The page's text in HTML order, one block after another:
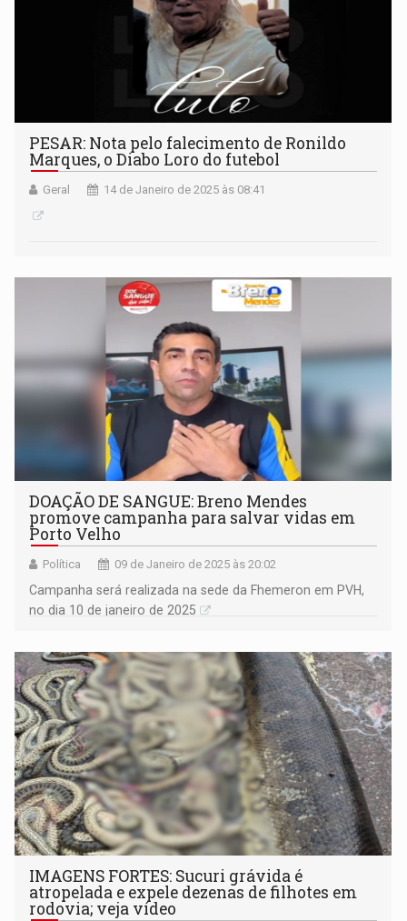
PESAR: Nota pelo falecimento de Ronildo
Marques, o Diabo Loro do futebol
Geral 14 de Janeiro de 2025 às 08:41
DOAÇÃO DE SANGUE: Breno Mendes
promove campanha para salvar vidas em
Porto Velho
Política 09 de Janeiro de 2025 às 20:02
Campanha será realizada na sede da Fhemeron em PVH,
no dia 10 de janeiro de 2025
IMAGENS FORTES: Sucuri grávida é
atropelada e expele dezenas de filhotes em
rodovia; veja vídeo